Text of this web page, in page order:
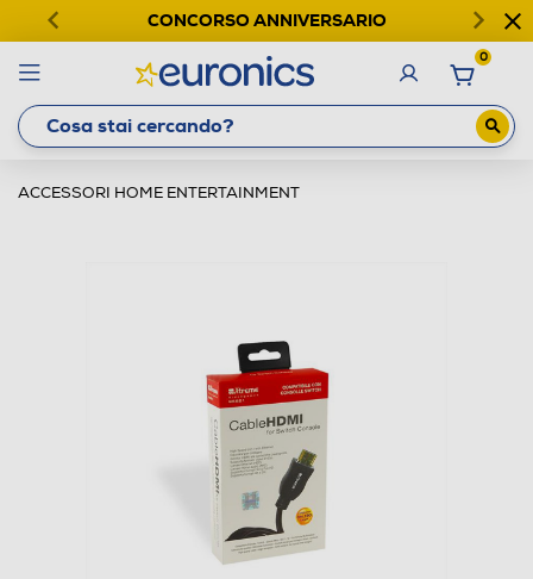
CONCORSO ANNIVERSARIO
0
ACCESSORI HOME ENTERTAINMENT